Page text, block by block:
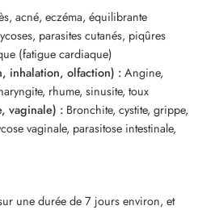
acné, eczéma, équilibrante
parasites cutanés, piqûres
(fatigue cardiaque)
inhalation, olfaction) :Angine,
rhume, sinusite, toux
vaginale) : Bronchite, cystite, grippe,
vaginale, parasitose intestinale,
une durée de 7 jours environ, et